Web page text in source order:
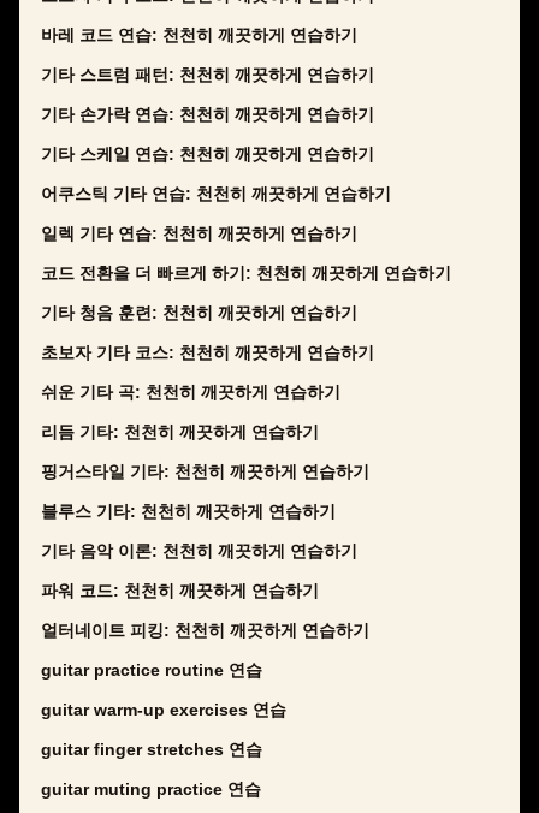
바레 코드 연습: 천천히 깨끗하게 연습하기
기타 스트럼 패턴: 천천히 깨끗하게 연습하기
기타 손가락 연습: 천천히 깨끗하게 연습하기
기타 스케일 연습: 천천히 깨끗하게 연습하기
어쿠스틱 기타 연습: 천천히 깨끗하게 연습하기
일렉 기타 연습: 천천히 깨끗하게 연습하기
코드 전환을 더 빠르게 하기: 천천히 깨끗하게 연습하기
기타 청음 훈련: 천천히 깨끗하게 연습하기
초보자 기타 코스: 천천히 깨끗하게 연습하기
쉬운 기타 곡: 천천히 깨끗하게 연습하기
리듬 기타: 천천히 깨끗하게 연습하기
핑거스타일 기타: 천천히 깨끗하게 연습하기
블루스 기타: 천천히 깨끗하게 연습하기
기타 음악 이론: 천천히 깨끗하게 연습하기
파워 코드: 천천히 깨끗하게 연습하기
얼터네이트 피킹: 천천히 깨끗하게 연습하기
guitar practice routine 연습
guitar warm-up exercises 연습
guitar finger stretches 연습
guitar muting practice 연습